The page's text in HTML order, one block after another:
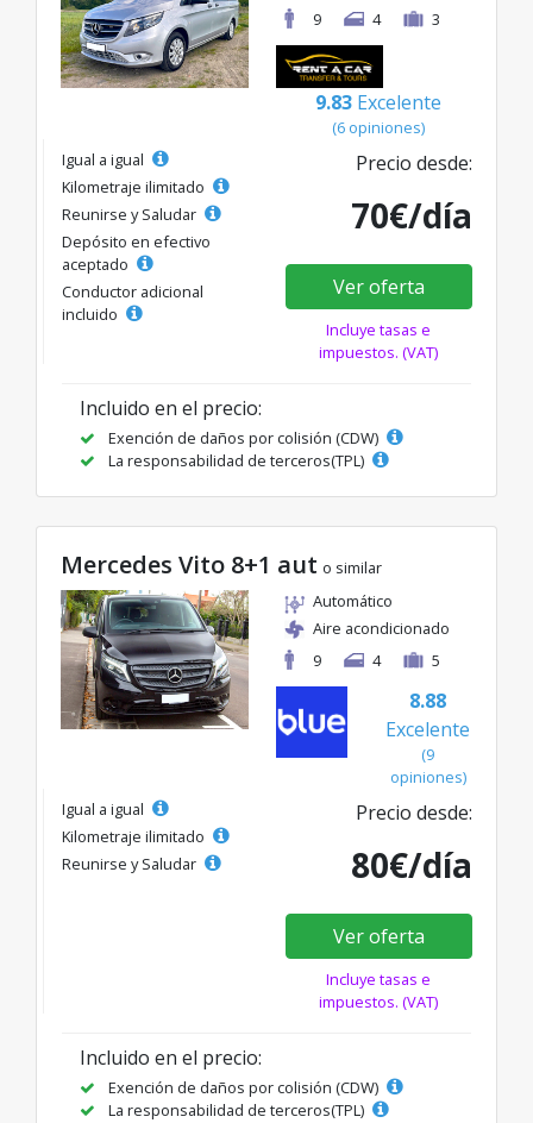
9
4 3
9.83 Excelente
(6 opiniones)
Igual a igual
Kilometraje ilimitado
Reunirse y Saludar
Depósito en efectivo
aceptado
Conductor adicional
incluido
Precio desde:
70€/día
Ver oferta
Incluye tasas e
impuestos. (VAT)
Incluido en el precio:
Exención de daños por colisión (CDW)
La responsabilidad de terceros(TPL)
Mercedes Vito 8+1 aut o similar
Automático
Aire acondicionado
9
4 5
8.88
Excelente
(9
opiniones)
Igual a igual
Kilometraje ilimitado
Reunirse y Saludar
Precio desde:
80€/día
Ver oferta
Incluye tasas e
impuestos. (VAT)
Incluido en el precio:
Exención de daños por colisión (CDW)
La responsabilidad de terceros(TPL)